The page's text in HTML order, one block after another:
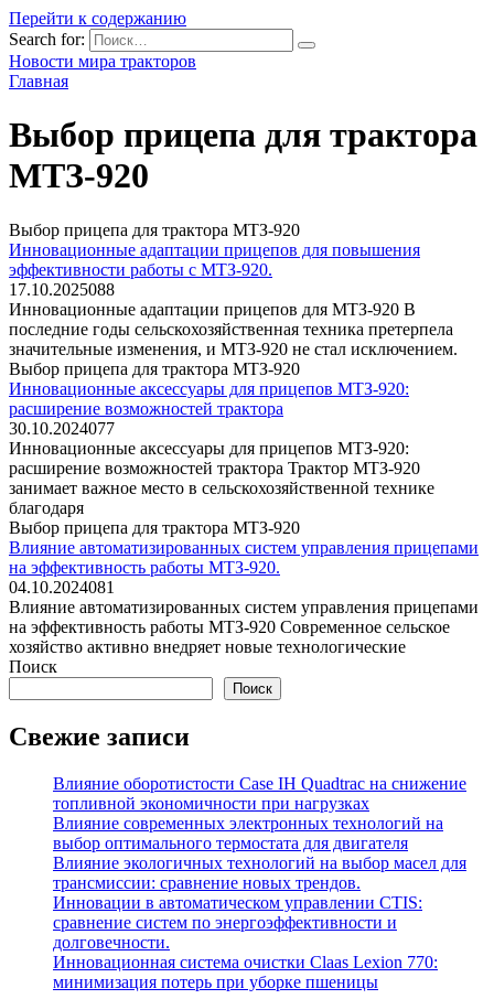
Перейти к содержанию
Search for:
Новости мира тракторов
Главная
Выбор прицепа для трактора
МТЗ-920
Выбор прицепа для трактора МТЗ-920
Инновационные адаптации прицепов для повышения
эффективности работы с МТЗ-920.
17.10.2025088
Инновационные адаптации прицепов для МТЗ-920 В
последние годы сельскохозяйственная техника претерпела
значительные изменения, и МТЗ-920 не стал исключением.
Выбор прицепа для трактора МТЗ-920
Инновационные аксессуары для прицепов МТЗ-920:
расширение возможностей трактора
30.10.2024077
Инновационные аксессуары для прицепов МТЗ-920:
расширение возможностей трактора Трактор МТЗ-920
занимает важное место в сельскохозяйственной технике
благодаря
Выбор прицепа для трактора МТЗ-920
Влияние автоматизированных систем управления прицепами
на эффективность работы МТЗ-920.
04.10.2024081
Влияние автоматизированных систем управления прицепами
на эффективность работы МТЗ-920 Современное сельское
хозяйство активно внедряет новые технологические
Поиск
Поиск
Свежие записи
Влияние оборотистости Case IH Quadtrac на снижение
топливной экономичности при нагрузках
Влияние современных электронных технологий на
выбор оптимального термостата для двигателя
Влияние экологичных технологий на выбор масел для
трансмиссии: сравнение новых трендов.
Инновации в автоматическом управлении CTIS:
сравнение систем по энергоэффективности и
долговечности.
Инновационная система очистки Claas Lexion 770:
минимизация потерь при уборке пшеницы